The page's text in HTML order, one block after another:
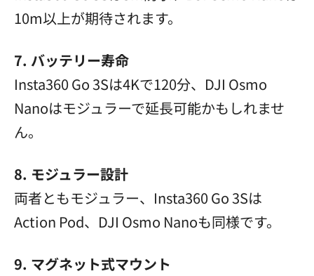
10m以上が期待されます。
7. バッテリー寿命
Insta360 Go 3Sは4Kで120分、DJI Osmo
Nanoはモジュラーで延長可能かもしれませ
ん。
8. モジュラー設計
両者ともモジュラー、Insta360 Go 3Sは
Action Pod、DJI Osmo Nanoも同様です。
9. マグネット式マウント